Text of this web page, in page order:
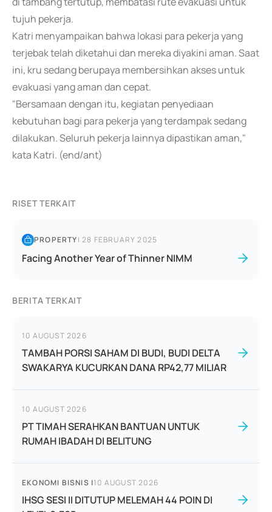
tujuh pekerja.
Katri menyampaikan bahwa lokasi para pekerja yang
terjebak telah diketahui dan mereka diyakini aman. Saat
ini, kru sedang berupaya membersihkan akses untuk
evakuasi yang aman dan cepat.
"Bersamaan dengan itu, kegiatan penyediaan
kebutuhan bagi para pekerja yang terdampak sedang
dilakukan. Seluruh pekerja lainnya dipastikan aman,"
kata Katri. (end/ant)
RISET TERKAIT
PROPERTY|28 FEBRUARY 2025
Facing Another Year of Thinner NIMM
BERITA TERKAIT
10 AUGUST 2026
TAMBAH PORSI SAHAM DI BUDI, BUDI DELTA
SWAKARYA KUCURKAN DANA RP42,77 MILIAR
10 AUGUST 2026
PT TIMAH SERAHKAN BANTUAN UNTUK
RUMAH IBADAH DI BELITUNG
EKONOMI BISNIS |10 AUGUST 2026
IHSG SESI II DITUTUP MELEMAH 44 POIN DI